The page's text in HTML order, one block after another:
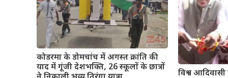
कोडरमा के डोमचांच में अगस्त क्रांति की
याद में गूंजी देशभक्ति, 26 स्कूलों के छात्रों
विश्व